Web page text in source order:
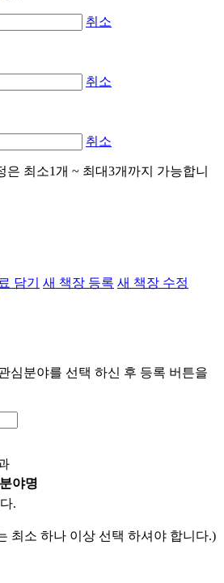
취소
취소
취소
은 최소1개 ~ 최대3개까지 가능합니
담기 새 책장 등록 새 책장 수정
심분야를 선택 하신 후 등록 버튼을
야명
.
최소 하나 이상 선택 하셔야 합니다.)